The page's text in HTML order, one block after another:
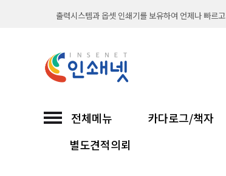
출력시스템과 옵셋 인쇄기를 보유하여 언제나 빠르고
친환경 소이프린팅과 함께합니다
30년 노하우 인쇄넷이 선보이는 고품질 인쇄...
전체메뉴 카다로그/책자
별도견적의뢰